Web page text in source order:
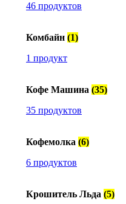
46 продуктов
Комбайн (1)
1 продукт
Кофе Машина (35)
35 продуктов
Кофемолка (6)
6 продуктов
Крошитель Льда (5)